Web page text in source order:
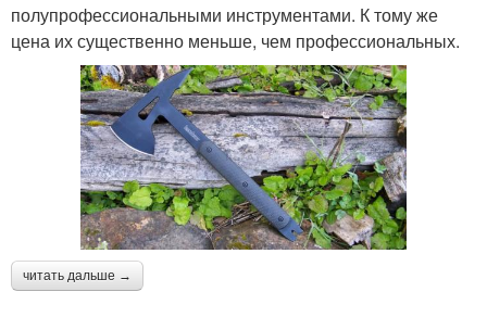
полупрофессиональными инструментами. К тому же
цена их существенно меньше, чем профессиональных.
читать дальше →